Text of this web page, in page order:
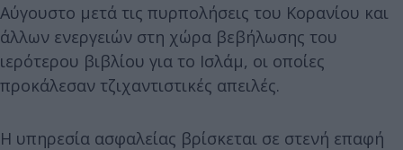
Αύγουστο μετά τις πυρπολήσεις του Κορανίου και
άλλων ενεργειών στη χώρα βεβήλωσης του
ιερότερου βιβλίου για το Ισλάμ, οι οποίες
προκάλεσαν τζιχαντιστικές απειλές.
Η υπηρεσία ασφαλείας βρίσκεται σε στενή επαφή